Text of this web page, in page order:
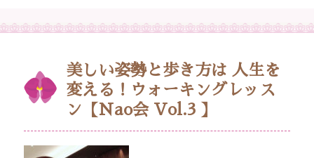
美しい姿勢と歩き方は 人生を
変える！ウォーキングレッス
ン【Nao会 Vol.3 】